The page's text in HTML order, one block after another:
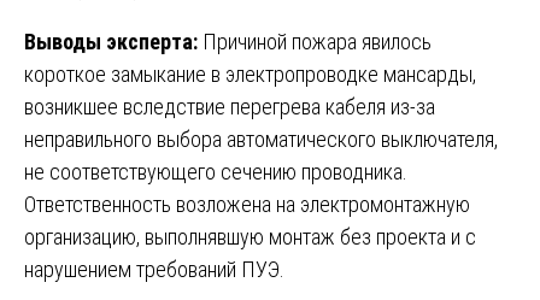
Выводы эксперта: Причиной пожара явилось
короткое замыкание в электропроводке мансарды,
возникшее вследствие перегрева кабеля из-за
неправильного выбора автоматического выключателя,
не соответствующего сечению проводника.
Ответственность возложена на электромонтажную
организацию, выполнявшую монтаж без проекта и с
нарушением требований ПУЭ.